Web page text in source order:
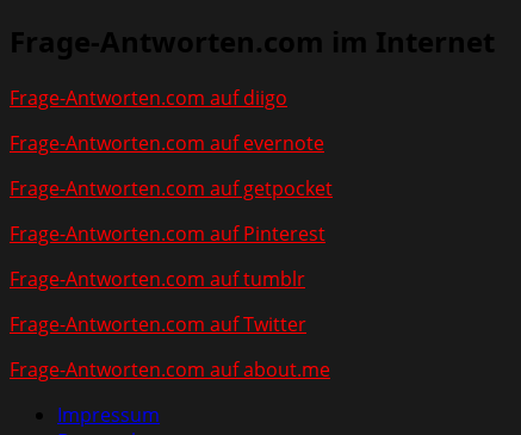
Frage-Antworten.com im Internet
Frage-Antworten.com auf diigo
Frage-Antworten.com auf evernote
Frage-Antworten.com auf getpocket
Frage-Antworten.com auf Pinterest
Frage-Antworten.com auf tumblr
Frage-Antworten.com auf Twitter
Frage-Antworten.com auf about.me
Impressum